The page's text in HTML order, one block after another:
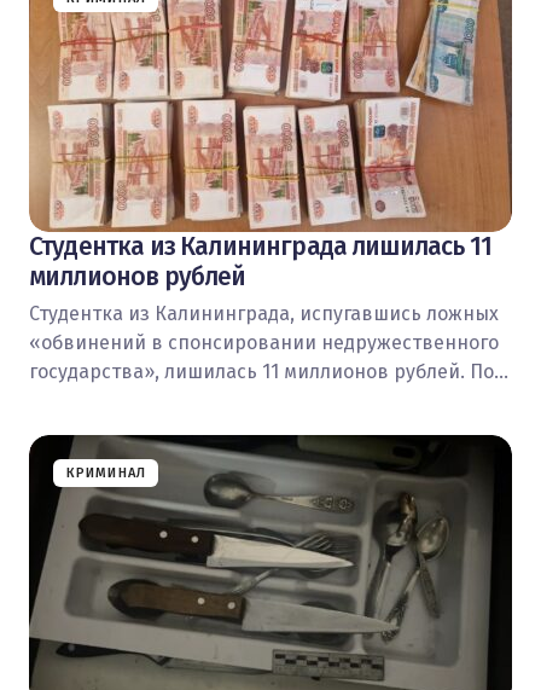
Студентка из Калининграда лишилась 11
миллионов рублей
Студентка из Калининграда, испугавшись ложных
«обвинений в спонсировании недружественного
государства», лишилась 11 миллионов рублей. По…
КРИМИНАЛ